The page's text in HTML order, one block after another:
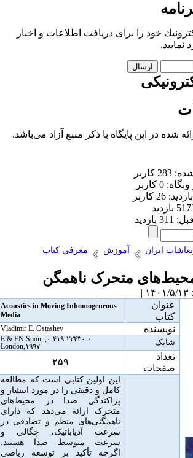
خود را برای دريافت اطلاعات و اخبار
شده در این پایگاه با ذکر منبع آزاد می‌باشد.
کاربر
کاربر
ایران آموزش معرفی کتاب
متحرک ناهمگن
عنوان
کتاب
Acoustics in Moving Inhomogeneous
Media
نویسنده Vladimir E. Ostashev
شابک
۰-۴۱۹-۲۲۴۳۰-۰, E & FN Spon,
London,۱۹۹۷
تعداد
صفحات
۲۵۹
این اولین کتابی است که مطالعه
کامل و دقیقی را در مورد انتشار و
پراکندگی صدا در محیط‌های
متحرک ارائه می‌دهد که دارای
ناهمگنی‌های منظم و تصادفی در
سرعت آدیاباتیک، چگالی و
سرعت متوسط صدا هستند.
اگرچه تأکید بر توسعه ریاضی